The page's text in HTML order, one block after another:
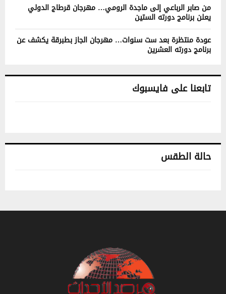
من صابر الرباعي إلى ماجدة الرومي… مهرجان قرطاج الدولي
يعلن برنامج دورته الستين
عودة منتظرة بعد ست سنوات… مهرجان الجاز بطبرقة يكشف عن
برنامج دورته العشرين
تابعنا على فايسبوك
حالة الطقس